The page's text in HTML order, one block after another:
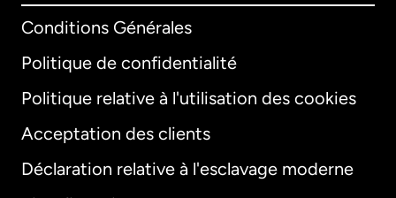
Conditions Générales
Politique de confidentialité
Politique relative à l'utilisation des cookies
Acceptation des clients
Déclaration relative à l'esclavage moderne